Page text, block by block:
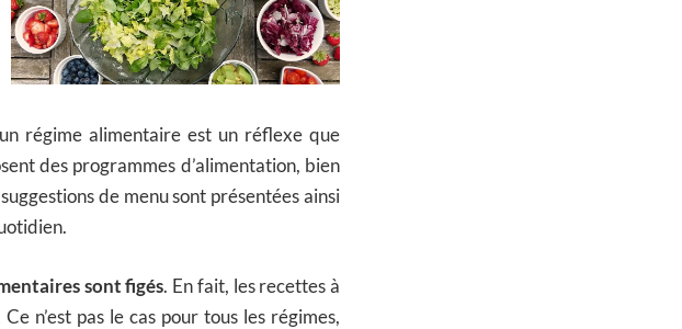
régime alimentaire est un réflexe que
des programmes d’alimentation, bien
de menu sont présentées ainsi
sont figés. En fait, les recettes à
n’est pas le cas pour tous les régimes,